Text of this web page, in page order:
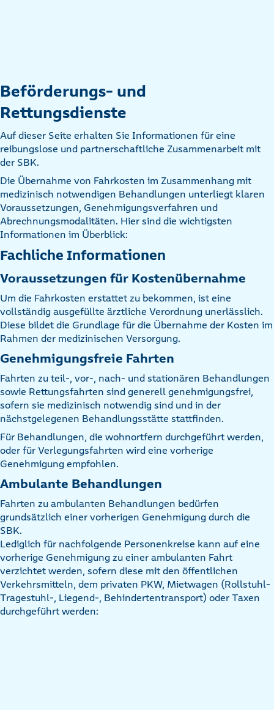
Beförderungs- und
Rettungsdienste
Auf dieser Seite erhalten Sie Informationen für eine
reibungslose und partnerschaftliche Zusammenarbeit mit
der SBK.
Die Übernahme von Fahrkosten im Zusammenhang mit
medizinisch notwendigen Behandlungen unterliegt klaren
Voraussetzungen, Genehmigungsverfahren und
Abrechnungsmodalitäten. Hier sind die wichtigsten
Informationen im Überblick:
Fachliche Informationen
Voraussetzungen für Kostenübernahme
Um die Fahrkosten erstattet zu bekommen, ist eine
vollständig ausgefüllte ärztliche Verordnung unerlässlich.
Diese bildet die Grundlage für die Übernahme der Kosten im
Rahmen der medizinischen Versorgung.
Genehmigungsfreie Fahrten
Fahrten zu teil-, vor-, nach- und stationären Behandlungen
sowie Rettungsfahrten sind generell genehmigungsfrei,
sofern sie medizinisch notwendig sind und in der
nächstgelegenen Behandlungsstätte stattfinden.
Für Behandlungen, die wohnortfern durchgeführt werden,
oder für Verlegungsfahrten wird eine vorherige
Genehmigung empfohlen.
Ambulante Behandlungen
Fahrten zu ambulanten Behandlungen bedürfen
grundsätzlich einer vorherigen Genehmigung durch die
SBK.
Lediglich für nachfolgende Personenkreise kann auf eine
vorherige Genehmigung zu einer ambulanten Fahrt
verzichtet werden, sofern diese mit den öffentlichen
Verkehrsmitteln, dem privaten PKW, Mietwagen (Rollstuhl-
Tragestuhl-, Liegend-, Behindertentransport) oder Taxen
durchgeführt werden: